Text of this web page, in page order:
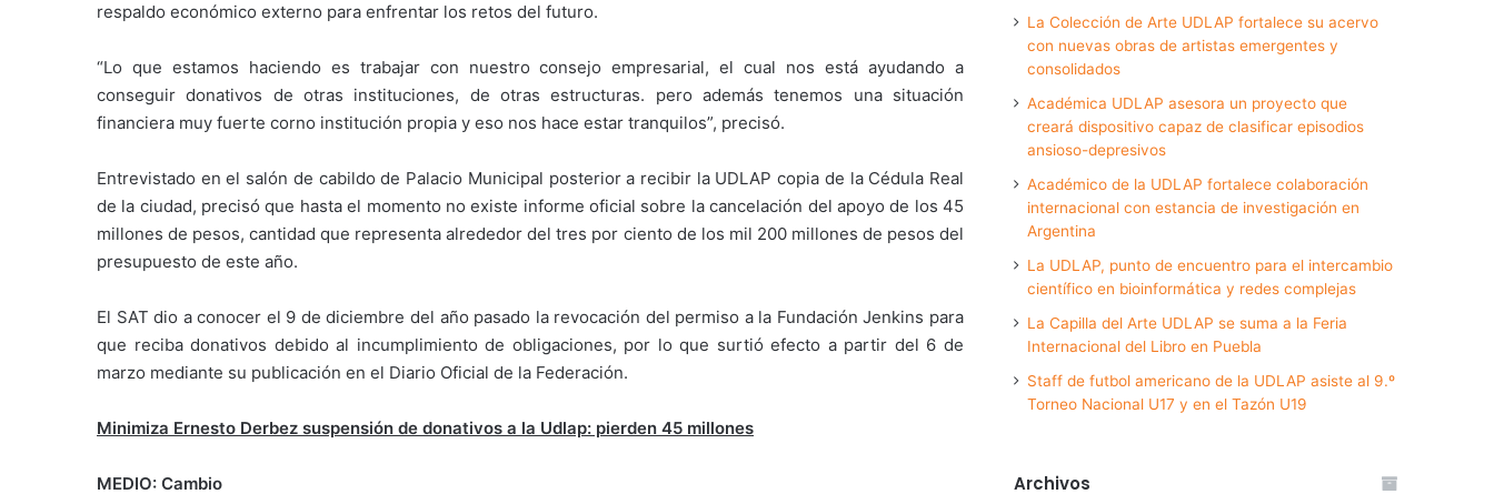
respaldo económico externo para enfrentar los retos del futuro.
“Lo que estamos haciendo es trabajar con nuestro consejo empresarial, el cual nos está ayudando a
conseguir donativos de otras instituciones, de otras estructuras. pero además tenemos una situación
financiera muy fuerte corno institución propia y eso nos hace estar tranquilos”, precisó.
Entrevistado en el salón de cabildo de Palacio Municipal posterior a recibir la UDLAP copia de la Cédula Real
de la ciudad, precisó que hasta el momento no existe informe oficial sobre la cancelación del apoyo de los 45
millones de pesos, cantidad que representa alrededor del tres por ciento de los mil 200 millones de pesos del
presupuesto de este año.
El SAT dio a conocer el 9 de diciembre del año pasado la revocación del permiso a la Fundación Jenkins para
que reciba donativos debido al incumplimiento de obligaciones, por lo que surtió efecto a partir del 6 de
marzo mediante su publicación en el Diario Oficial de la Federación.
Minimiza Ernesto Derbez suspensión de donativos a la Udlap: pierden 45 millones
MEDIO: Cambio
La Colección de Arte UDLAP fortalece su acervo
con nuevas obras de artistas emergentes y
consolidados
Académica UDLAP asesora un proyecto que
creará dispositivo capaz de clasificar episodios
ansioso-depresivos
Académico de la UDLAP fortalece colaboración
internacional con estancia de investigación en
Argentina
La UDLAP, punto de encuentro para el intercambio
científico en bioinformática y redes complejas
La Capilla del Arte UDLAP se suma a la Feria
Internacional del Libro en Puebla
Staff de futbol americano de la UDLAP asiste al 9.º
Torneo Nacional U17 y en el Tazón U19
Archivos